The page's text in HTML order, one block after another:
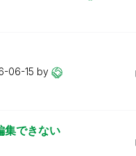
06-15 by
集できない